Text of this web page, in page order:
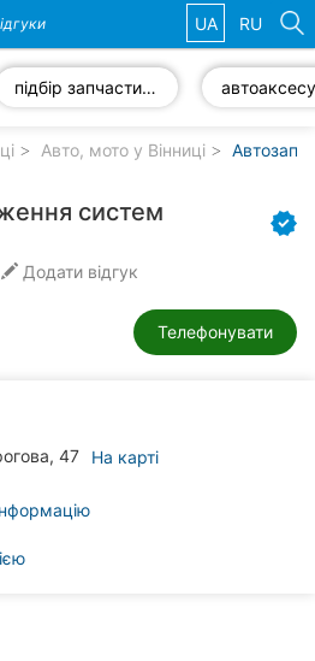
UA RU
підбір запчастин за VIN-кодом
Авто, мото у Вінниці
систем
Додати відгук
Телефонувати
47 На карті